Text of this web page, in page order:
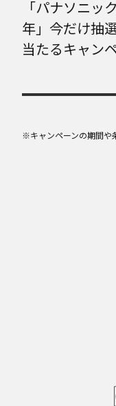
「パナソニッ
年」今だけ抽
当たるキャン
※キャンペーンの期間や